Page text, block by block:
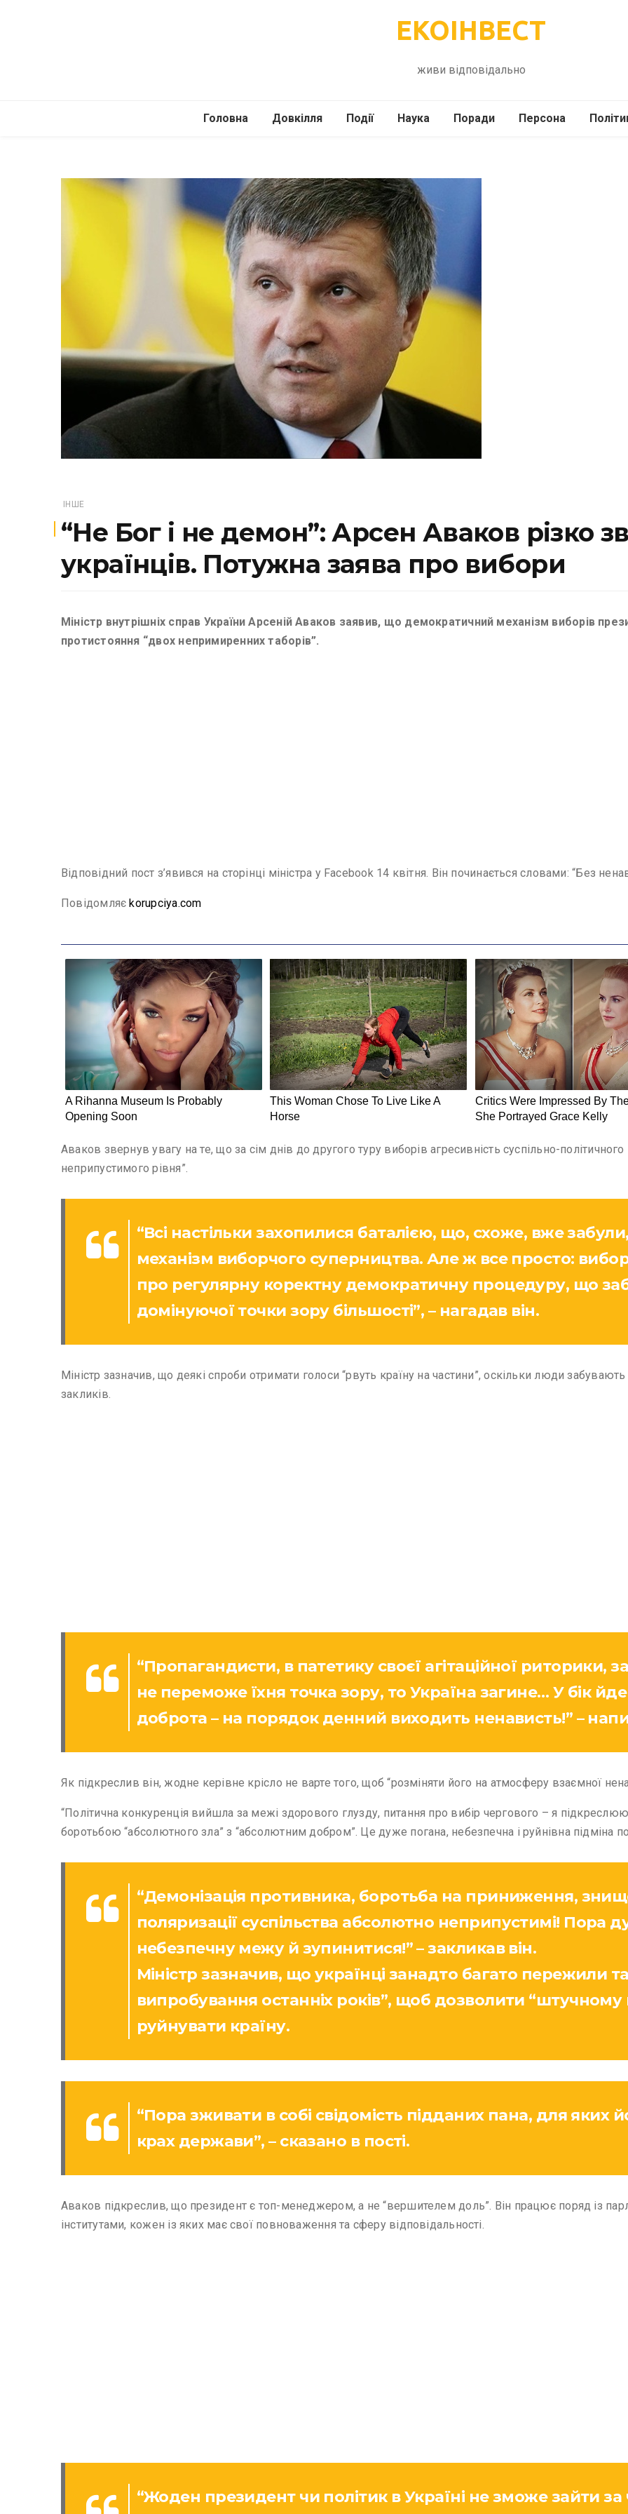
ЕКОІНВЕСТ
живи відповідально
Головна Довкілля
Подорожі
Події
Інше
Наука
Психологія
Технології
Поради
Здоров’я
Персона
ІНШЕ
“Не Бог і не демон”: Арсен Аваков різко
українців. Потужна заява про вибори
Міністр внутрішніх справ України Арсеній Аваков заявив, що демократичний механізм виборів
протистояння “двох непримиренних таборів”.
Відповідний пост з’явився на сторінці міністра у Facebook 14 квітня. Він починається словами: “Без
Повідомляєkorupciya.com
Аваков звернув увагу на те, що за сім днів до другого туру виборів агресивність суспільно-
неприпустимого рівня”.
“Всі настільки захопилися баталією, що, схоже, вже
механізм виборчого суперництва. Але ж все просто:
про регулярну коректну демократичну процедуру, що
домінуючої точки зору більшості”, – нагадав він.
Міністр зазначив, що деякі спроби отримати голоси “рвуть країну на частини”, оскільки люди забувають
закликів.
“Пропагандисти, в патетику своєї агітаційної риторики,
не переможе їхня точка зору, то Україна загине… У бік йде
доброта – на порядок денний виходить ненависть!” –
Як підкреслив він, жодне керівне крісло не варте того, щоб “розміняти його на атмосферу взаємної
“Політична конкуренція вийшла за межі здорового глузду, питання про вибір чергового – я
боротьбою “абсолютного зла” з “абсолютним добром”. Це дуже погана, небезпечна і руйнівна підміна
“Демонізація противника, боротьба на приниження,
поляризації суспільства абсолютно неприпустимі! Пора
небезпечну межу й зупинитися!” – закликав він.
Міністр зазначив, що українці занадто багато пережили
випробування останніх років”, щоб дозволити “штучному
руйнувати країну.
“Пора зживати в собі свідомість підданих пана, для яких
крах держави”, – сказано в пості.
Аваков підкреслив, що президент є топ-менеджером, а не “вершителем доль”. Він працює поряд із
інститутами, кожен із яких має свої повноваження та сферу відповідальності.
“Жоден президент чи політик в Україні не зможе зайти за